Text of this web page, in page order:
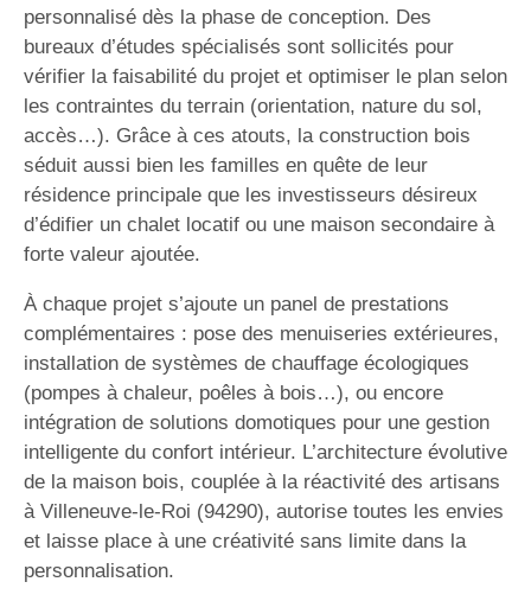
personnalisé dès la phase de conception. Des
bureaux d’études spécialisés sont sollicités pour
vérifier la faisabilité du projet et optimiser le plan selon
les contraintes du terrain (orientation, nature du sol,
accès…). Grâce à ces atouts, la construction bois
séduit aussi bien les familles en quête de leur
résidence principale que les investisseurs désireux
d’édifier un chalet locatif ou une maison secondaire à
forte valeur ajoutée.
À chaque projet s’ajoute un panel de prestations
complémentaires : pose des menuiseries extérieures,
installation de systèmes de chauffage écologiques
(pompes à chaleur, poêles à bois…), ou encore
intégration de solutions domotiques pour une gestion
intelligente du confort intérieur. L’architecture évolutive
de la maison bois, couplée à la réactivité des artisans
à Villeneuve-le-Roi (94290), autorise toutes les envies
et laisse place à une créativité sans limite dans la
personnalisation.